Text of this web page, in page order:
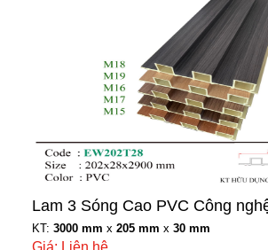
Lam 3 Sóng Cao PVC Công
KT: 3000 mm x 205 mm x 30 mm